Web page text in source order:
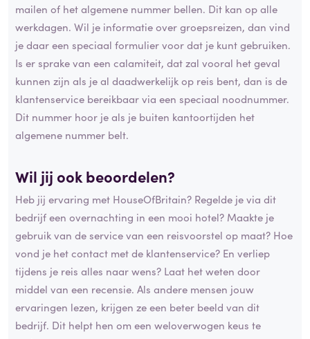
mailen of het algemene nummer bellen. Dit kan op alle
werkdagen. Wil je informatie over groepsreizen, dan vind
je daar een speciaal formulier voor dat je kunt gebruiken.
Is er sprake van een calamiteit, dat zal vooral het geval
kunnen zijn als je al daadwerkelijk op reis bent, dan is de
klantenservice bereikbaar via een speciaal noodnummer.
Dit nummer hoor je als je buiten kantoortijden het
algemene nummer belt.
Wil jij ook beoordelen?
Heb jij ervaring met HouseOfBritain? Regelde je via dit
bedrijf een overnachting in een mooi hotel? Maakte je
gebruik van de service van een reisvoorstel op maat? Hoe
vond je het contact met de klantenservice? En verliep
tijdens je reis alles naar wens? Laat het weten door
middel van een recensie. Als andere mensen jouw
ervaringen lezen, krijgen ze een beter beeld van dit
bedrijf. Dit helpt hen om een weloverwogen keus te